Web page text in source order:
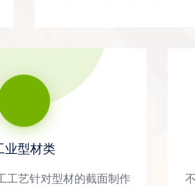
业型材类
工艺针对型材的截面制作